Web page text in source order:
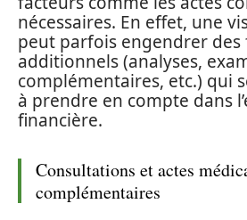
nécessaires. En effet, une
peut parfois engendrer des
additionnels (analyses,
complémentaires, etc.) qui
à prendre en compte dans
financière.
Consultations et actes
complémentaires